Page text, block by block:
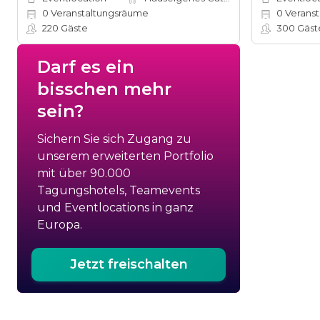
0 Veranstaltungsräume
220 Gäste
0
300
Darf es ein
bisschen mehr
sein?
Sichern Sie sich Zugang zu
unserem erweiterten Portfolio
mit über 90.000
Tagungshotels, Teamevents
und Eventlocations in ganz
Europa.
Jetzt freischalten